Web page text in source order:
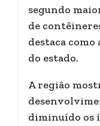
segundo
de
destaca como
do estado.
A região
diminuído os